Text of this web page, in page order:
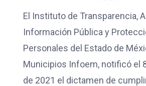
El Instituto de Transparencia,
Información Pública y
Personales del Estado de
Municipios Infoem, notificó el
de 2021 el dictamen de